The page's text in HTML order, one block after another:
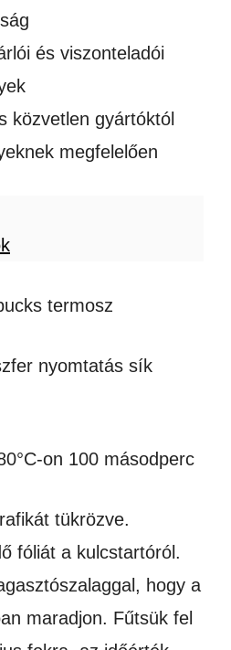
és viszonteladói
közvetlen gyártóktól
megfelelően
termosz
nyomtatás sík
on 100 másodperc
tükrözve.
fóliát a kulcstartóról.
hogy a
maradjon. Fűtsük fel